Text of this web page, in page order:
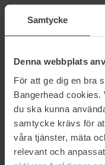
Samtycke
Denna webbplats
För att ge dig en bra
Bangerhead
du ska kunna
samtycke krävs för
våra tjänster, mäta
relevant och
Estée Lauder
Revitalizing Supreme+
Power Creme
75 ml
158 €
Beauty of Joseon
Relief Sun